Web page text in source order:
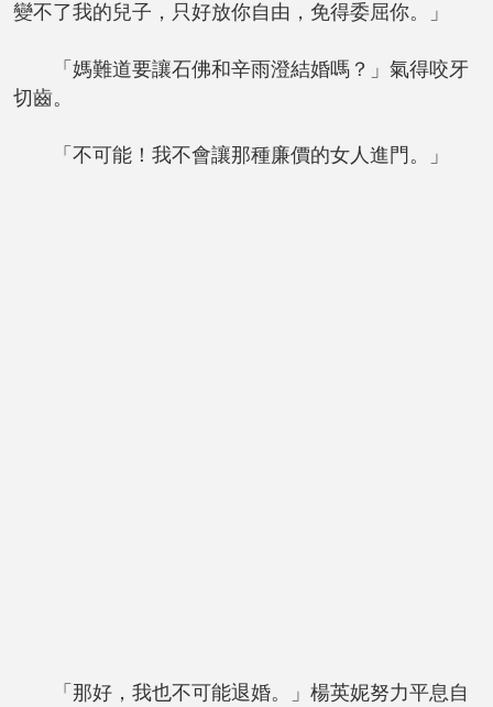
變不了我的兒子，只好放你自由，免得委屈你。」
「媽難道要讓石佛和辛雨澄結婚嗎？」氣得咬牙
切齒。
「不可能！我不會讓那種廉價的女人進門。」
「那好，我也不可能退婚。」楊英妮努力平息自